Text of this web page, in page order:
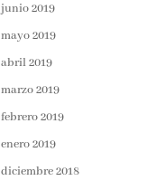
junio 2019
mayo 2019
abril 2019
marzo 2019
febrero 2019
enero 2019
diciembre 2018